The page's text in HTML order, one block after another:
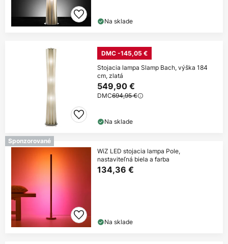
Na sklade
DMC -145,05 €
Stojacia lampa Slamp Bach, výška 184
cm, zlatá
549,90 €
DMC694,95 €
Na sklade
Sponzorované
WiZ LED stojacia lampa Pole,
nastaviteľná biela a farba
134,36 €
Na sklade